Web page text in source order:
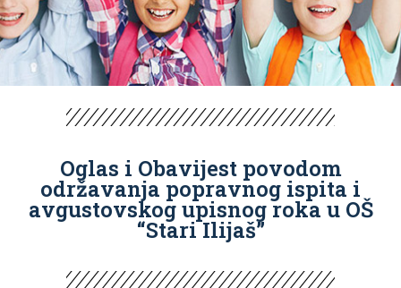
Oglas i Obavijest povodom
održavanja popravnog ispita i
avgustovskog upisnog roka u OŠ
“Stari Ilijaš”